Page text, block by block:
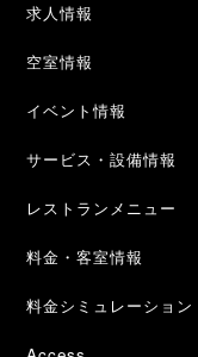
求人情報
空室情報
イベント情報
サービス・設備情報
レストランメニュー
料金・客室情報
料金シミュレーション